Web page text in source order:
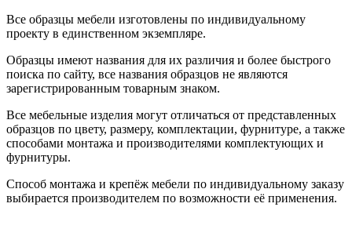
Все образцы мебели изготовлены по индивидуальному
проекту в единственном экземпляре.
Образцы имеют названия для их различия и более быстрого
поиска по сайту, все названия образцов не являются
зарегистрированным товарным знаком.
Все мебельные изделия могут отличаться от представленных
образцов по цвету, размеру, комплектации, фурнитуре, а также
способами монтажа и производителями комплектующих и
фурнитуры.
Способ монтажа и крепёж мебели по индивидуальному заказу
выбирается производителем по возможности её применения.